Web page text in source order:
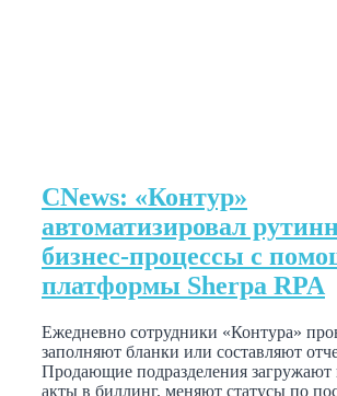
CNews: «Контур»
автоматизировал
бизнес-процессы с
платформы Sherpa RPA
Ежедневно сотрудники «Контура»
заполняют бланки или составляют
Продающие подразделения
акты в биллинг, меняют статусы по